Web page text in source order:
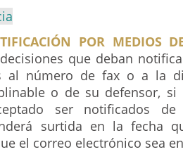
POR MEDIOS
que deban
al número de fax o a la
o de su defensor, si
ser notificados
surtida en la fecha
el correo electrónico sea